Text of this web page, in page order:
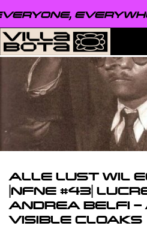
ALLE LUST WIL
|NFNE #43|
ANDREA BELFI –
VISIBLE CLOAKS